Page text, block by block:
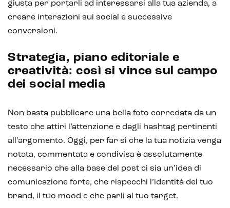
giusta per portarli ad interessarsi alla tua azienda, a
creare interazioni sui social e successive
conversioni.
Strategia, piano editoriale e
creatività: così si vince sul campo
dei social media
Non basta pubblicare una bella foto corredata da un
testo che attiri l’attenzione e dagli hashtag pertinenti
all’argomento. Oggi, per far sì che la tua notizia venga
notata, commentata e condivisa è assolutamente
necessario che alla base del post ci sia un’idea di
comunicazione forte, che rispecchi l’identità del tuo
brand, il tuo mood e che parli al tuo target.